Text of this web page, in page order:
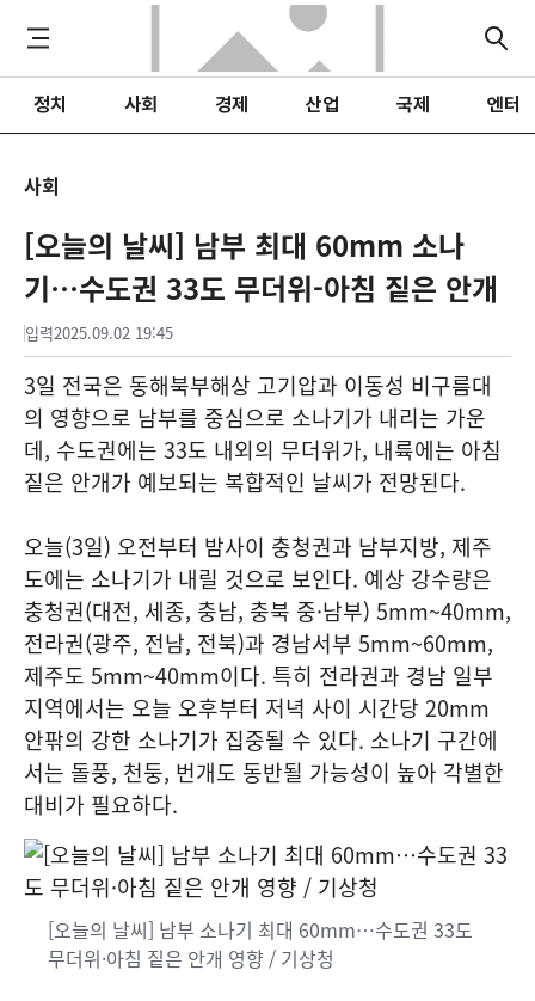
정치 사회 경제 산업 국제 엔터
사회
[오늘의 날씨] 남부 최대 60mm 소나
기…수도권 33도 무더위-아침 짙은 안개
입력2025.09.02 19:45
3일 전국은 동해북부해상 고기압과 이동성 비구름대
의 영향으로 남부를 중심으로 소나기가 내리는 가운
데, 수도권에는 33도 내외의 무더위가, 내륙에는 아침
짙은 안개가 예보되는 복합적인 날씨가 전망된다.
오늘(3일) 오전부터 밤사이 충청권과 남부지방, 제주
도에는 소나기가 내릴 것으로 보인다. 예상 강수량은
충청권(대전, 세종, 충남, 충북 중·남부) 5mm~40mm,
전라권(광주, 전남, 전북)과 경남서부 5mm~60mm,
제주도 5mm~40mm이다. 특히 전라권과 경남 일부
지역에서는 오늘 오후부터 저녁 사이 시간당 20mm
안팎의 강한 소나기가 집중될 수 있다. 소나기 구간에
서는 돌풍, 천둥, 번개도 동반될 가능성이 높아 각별한
대비가 필요하다.
[오늘의 날씨] 남부 소나기 최대 60mm…수도권 33도
무더위·아침 짙은 안개 영향 / 기상청